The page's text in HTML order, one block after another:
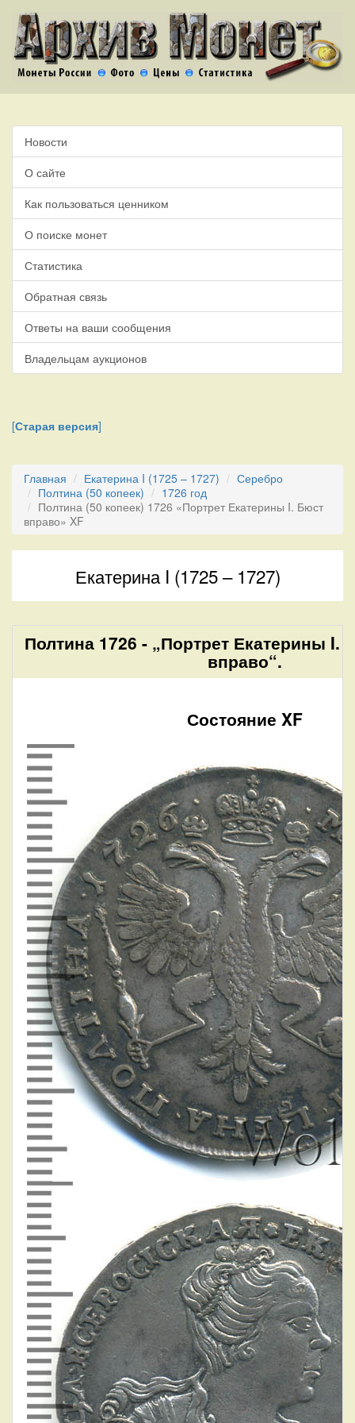
Новости
О сайте
Как пользоваться ценником
О поиске монет
Статистика
Обратная связь
Ответы на ваши сообщения
Владельцам аукционов
[Старая версия]
Главная Екатерина I (1725 – 1727)
Серебро
Полтина (50 копеек)
1726 год
Полтина (50 копеек) 1726 «Портрет Екатерины I. Бюст
вправо» XF
Екатерина I (1725 – 1727)
Полтина 1726 - „Портрет Екатерины I.
вправо“.
Состояние XF